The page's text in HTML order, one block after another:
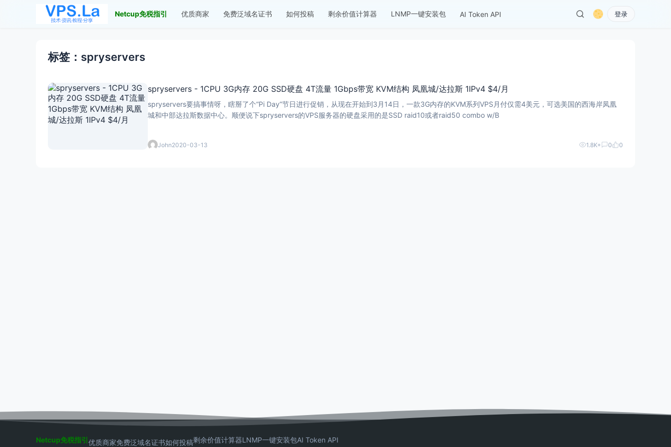
Netcup免税指引 优质商家 免费泛域名证书 如何投稿 剩余价值计算器 LNMP一键安装包 AI Token API 登录
标签：spryservers
spryservers - 1CPU 3G内存 20G SSD硬盘 4T流量 1Gbps带宽 KVM结构 凤凰城/达拉斯 1IPv4 $4/月
spryservers要搞事情呀，瞎掰了个“Pi Day”节日进行促销，从现在开始到3月14日，一款3G内存的KVM系列VPS月付仅需4美元，可选美国的西海岸凤凰
城和中部达拉斯数据中心。顺便说下spryservers的VPS服务器的硬盘采用的是SSD raid10或者raid50 combo w/B
John2020-03-13 1.8K+ 0 0
Netcup免税指引优质商家免费泛域名证书如何投稿剩余价值计算器LNMP一键安装包AI Token API